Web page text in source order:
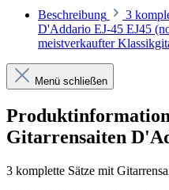
Beschreibung
3
D'Addario EJ-45 EJ45
meistverkaufter
Menü schließen
Gitarrensaiten
3 komplette Sätze mit